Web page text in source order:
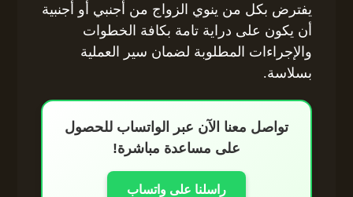
يفترض بكل من ينوي الزواج من أجنبي أو أجنبية
أن يكون على دراية تامة بكافة الخطوات
والإجراءات المطلوبة لضمان سير العملية
بسلاسة.
تواصل معنا الآن عبر الواتساب للحصول
على مساعدة مباشرة!
راسلنا على واتساب